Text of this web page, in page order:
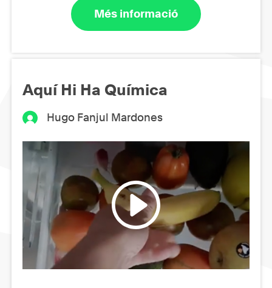
Més informació
Aquí Hi Ha Química
Hugo Fanjul Mardones